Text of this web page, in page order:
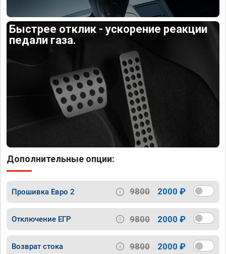
Быстрее отклик - ускорение реакции
педали газа.
Дополнительные опции:
Прошивка Евро 2 9800 2000 ₽
Отключение ЕГР 9800 2000 ₽
Возврат стока 9800 2000 ₽